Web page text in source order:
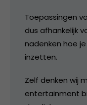
Toepassingen
dus afhankelijk
nadenken hoe
inzetten.
Zelf denken wij
entertainment